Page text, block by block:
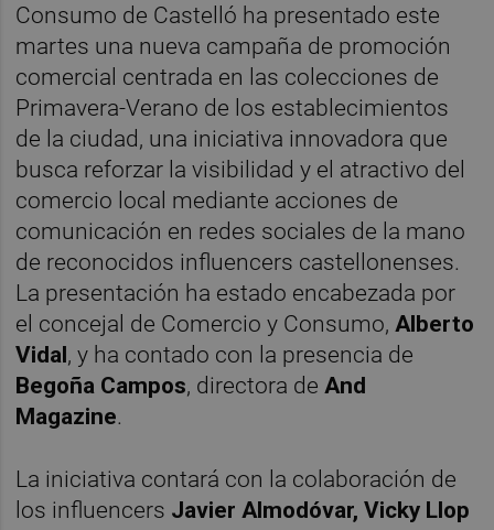
Consumo de Castelló ha presentado este
martes una nueva campaña de promoción
comercial centrada en las colecciones de
Primavera-Verano de los establecimientos
de la ciudad, una iniciativa innovadora que
busca reforzar la visibilidad y el atractivo del
comercio local mediante acciones de
comunicación en redes sociales de la mano
de reconocidos influencers castellonenses.
La presentación ha estado encabezada por
el concejal de Comercio y Consumo, Alberto
Vidal, y ha contado con la presencia de
Begoña Campos, directora de And
Magazine.
La iniciativa contará con la colaboración de
los influencers Javier Almodóvar, Vicky Llop